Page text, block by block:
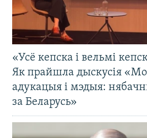
«Усё кепска і вельмі
Як прайшла дыскусія
адукацыя і мэдыя:
за Беларусь»